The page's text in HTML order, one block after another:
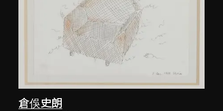
倉俁史朗